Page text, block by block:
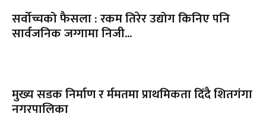
सर्वोच्चको फैसला : रकम तिरेर उद्योग किनिए पनि
सार्वजनिक जग्गामा निजी...
मुख्य सडक निर्माण र र्ममतमा प्राथमिकता दिँदै शितगंगा
नगरपालिका